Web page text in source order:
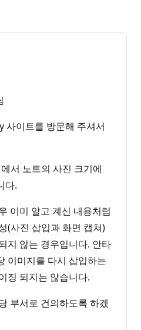
이트를 방문해 주셔서
서 노트의 사진 크기에
다.
이미 알고 계신 내용처럼
(사진 삽입과 화면 캡쳐)
지 않는 경우입니다. 안타
이미지를 다시 삽입하는
징 되지는 않습니다.
부서로 건의하도록 하겠